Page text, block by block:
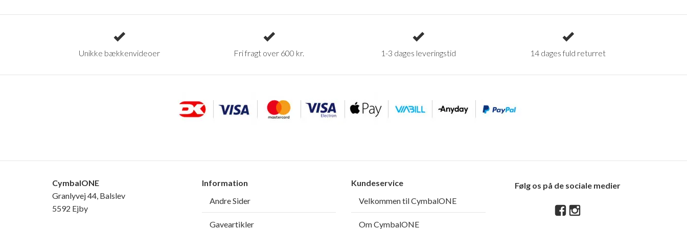
Unikke bækkenvideoer Fri fragt over 600 kr. 1-3 dages leveringstid 14 dages fuld returret
CymbalONE
Granlyvej 44, Balslev
5592 Ejby
Information
Andre Sider
Gaveartikler
Kundeservice
Velkommen til CymbalONE
Om CymbalONE
Følg os på de sociale medier